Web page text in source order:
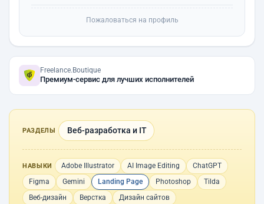
Пожаловаться на профиль
Freelance.Boutique
Премиум-сервис для лучших исполнителей
РАЗДЕЛЫ Веб-разработка и IT
НАВЫКИ Adobe Illustrator AI Image Editing
ChatGPT
Figma
Gemini Landing Page Photoshop
Tilda
Веб-дизайн
Верстка Дизайн сайтов